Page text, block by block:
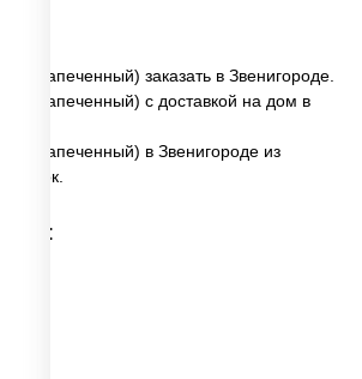
(запеченный) заказать в Звенигороде.
(запеченный) с доставкой на дом в
(запеченный) в Звенигороде из